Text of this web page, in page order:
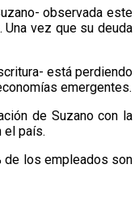
observada este
vez que su deuda
está perdiendo
emergentes.
de Suzano con la
el país.
de los empleados son